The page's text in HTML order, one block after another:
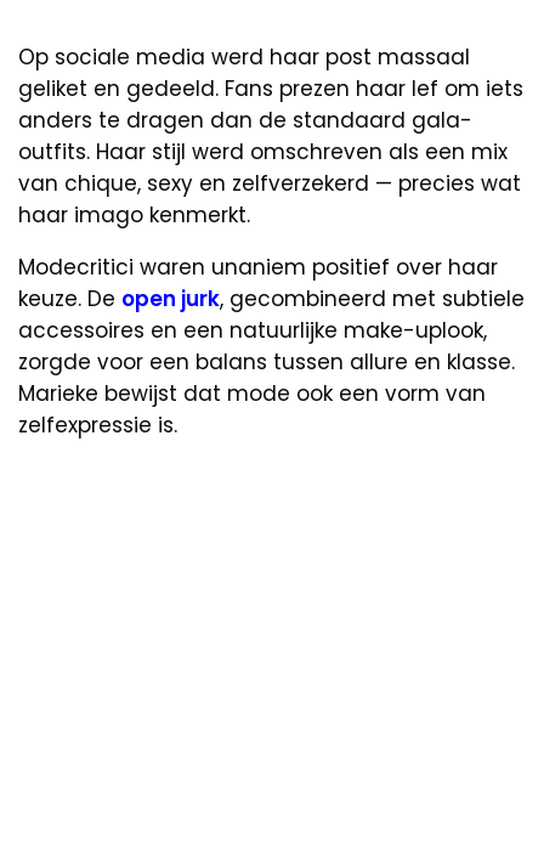
Op sociale media werd haar post massaal
geliket en gedeeld. Fans prezen haar lef om iets
anders te dragen dan de standaard gala-
outfits. Haar stijl werd omschreven als een mix
van chique, sexy en zelfverzekerd — precies wat
haar imago kenmerkt.
Modecritici waren unaniem positief over haar
keuze. De open jurk, gecombineerd met subtiele
accessoires en een natuurlijke make-uplook,
zorgde voor een balans tussen allure en klasse.
Marieke bewijst dat mode ook een vorm van
zelfexpressie is.